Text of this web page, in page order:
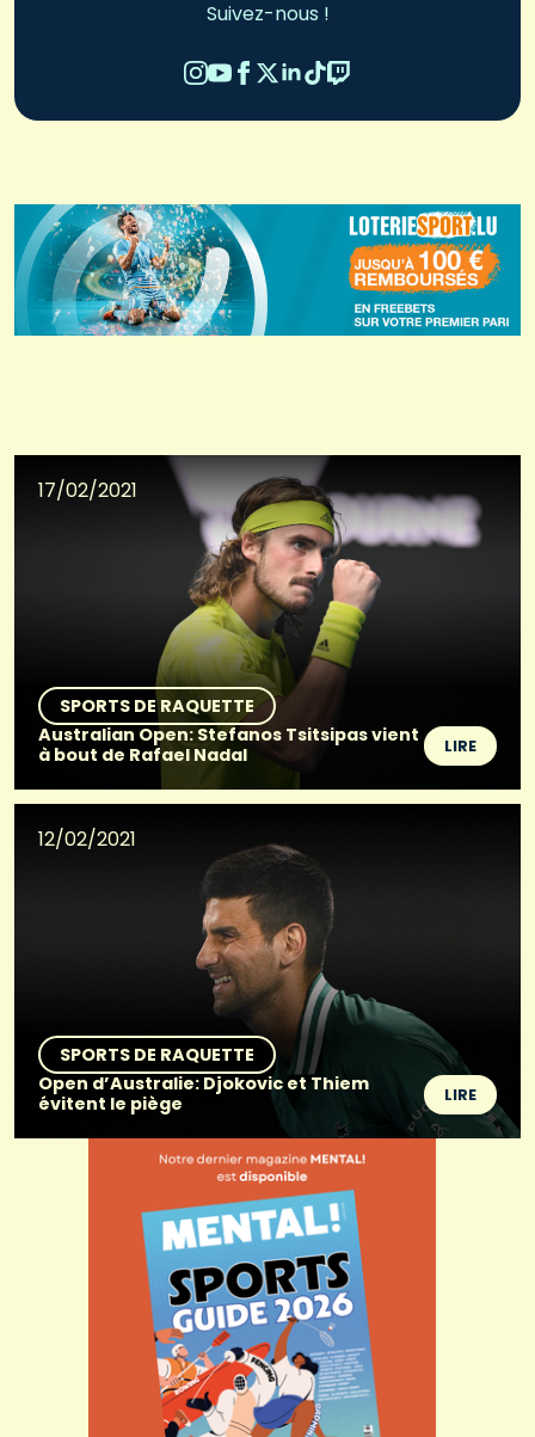
Suivez-nous !
17/02/2021
SPORTS DE RAQUETTE
Australian Open: Stefanos Tsitsipas vient
à bout de Rafael Nadal
LIRE
12/02/2021
SPORTS DE RAQUETTE
Open d’Australie: Djokovic et Thiem
évitent le piège
LIRE